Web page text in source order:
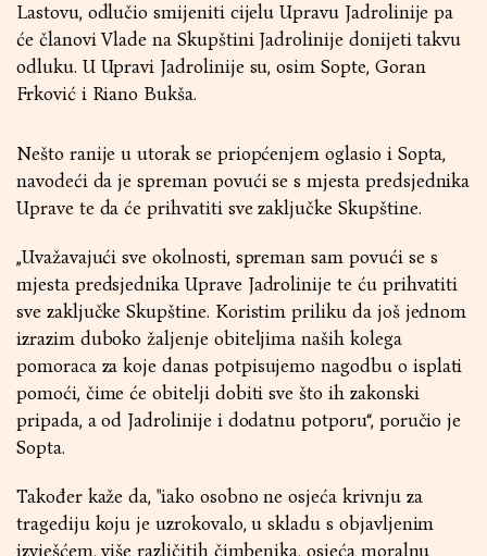
Lastovu, odlučio smijeniti cijelu Upravu Jadrolinije pa
će članovi Vlade na Skupštini Jadrolinije donijeti takvu
odluku. U Upravi Jadrolinije su, osim Sopte, Goran
Frković i Riano Bukša.
Nešto ranije u utorak se priopćenjem oglasio i Sopta,
navodeći da je spreman povući se s mjesta predsjednika
Uprave te da će prihvatiti sve zaključke Skupštine.
„Uvažavajući sve okolnosti, spreman sam povući se s
mjesta predsjednika Uprave Jadrolinije te ću prihvatiti
sve zaključke Skupštine. Koristim priliku da još jednom
izrazim duboko žaljenje obiteljima naših kolega
pomoraca za koje danas potpisujemo nagodbu o isplati
pomoći, čime će obitelji dobiti sve što ih zakonski
pripada, a od Jadrolinije i dodatnu potporu“, poručio je
Sopta.
Također kaže da, "iako osobno ne osjeća krivnju za
tragediju koju je uzrokovalo, u skladu s objavljenim
izvješćem, više različitih čimbenika, osjeća moralnu